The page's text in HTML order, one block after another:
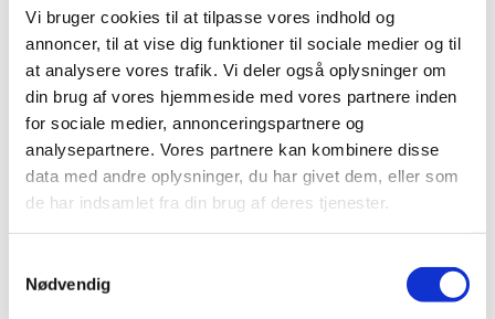
Vi bruger cookies til at tilpasse vores indhold og
annoncer, til at vise dig funktioner til sociale medier og til
at analysere vores trafik. Vi deler også oplysninger om
din brug af vores hjemmeside med vores partnere inden
for sociale medier, annonceringspartnere og
analysepartnere. Vores partnere kan kombinere disse
data med andre oplysninger, du har givet dem, eller som
de har indsamlet fra din brug af deres tjenester.
Nødvendig
Vindinge og gravere i Vor Frue. Og i de tilfælde, hvor
dette ikke kan lade
sig gøre dækker de for hinanden.
- Der er afviklet MUS-samtaler med næsten hele
personalegruppen.
- Stine forventes tilbage fra orlov d. 1/3 2022. Lise
er fraværende fra slutningen af februar og i marts
Louise ansat som vikar til og med 30/3 2022.
- Intet nyt, men læs det nye Kirkenyt for at se